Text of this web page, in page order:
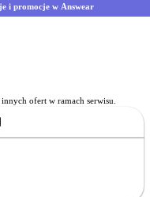
i promocje w Answear
ofert w ramach serwisu.
Image